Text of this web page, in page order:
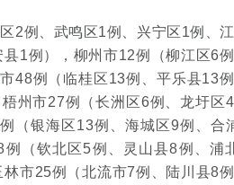
2例、武鸣区1例、兴宁区1例、
1例），柳州市12例（柳江区6例
48例（临桂区13例、平乐县13例
州市27例（长洲区6例、龙圩区4
（银海区13例、海城区9例、合
（钦北区5例、灵山县8例、浦
市25例（北流市7例、陆川县8